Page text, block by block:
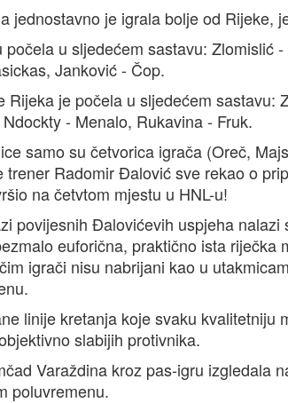
jednostavno je igrala bolje od Rijeke,
počela u sljedećem sastavu: Zlomislić
Janković - Čop.
Rijeka je počela u sljedećem sastavu:
- Menalo, Rukavina - Fruk.
samo su četvorica igrača (Oreč,
trener Radomir Đalović sve rekao o
na četvtom mjestu u HNL-u!
povijesnih Đalovićevih uspjeha
euforična, praktično ista
igrači nisu nabrijani kao u
linije kretanja koje svaku kvalitetniju
slabijih protivnika.
Varaždina kroz pas-igru izgledala
poluvremenu.